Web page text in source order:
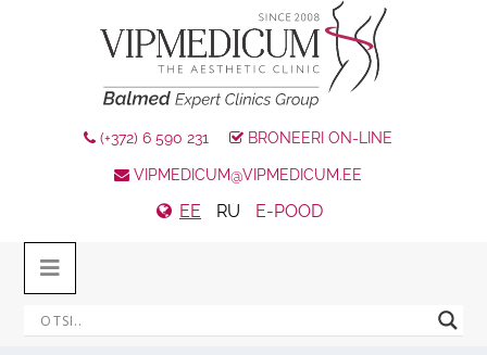
(+372) 6 590 231 BRONEERI ON-LINE
VIPMEDICUM@VIPMEDICUM.EE
EE RU E-POOD